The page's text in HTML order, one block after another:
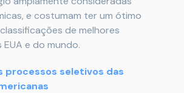
e costumam ter um ótimo
de melhores
e do mundo.
processos seletivos das